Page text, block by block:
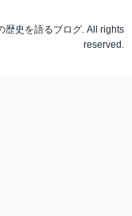
歴史を語るブログ. All rights
reserved.